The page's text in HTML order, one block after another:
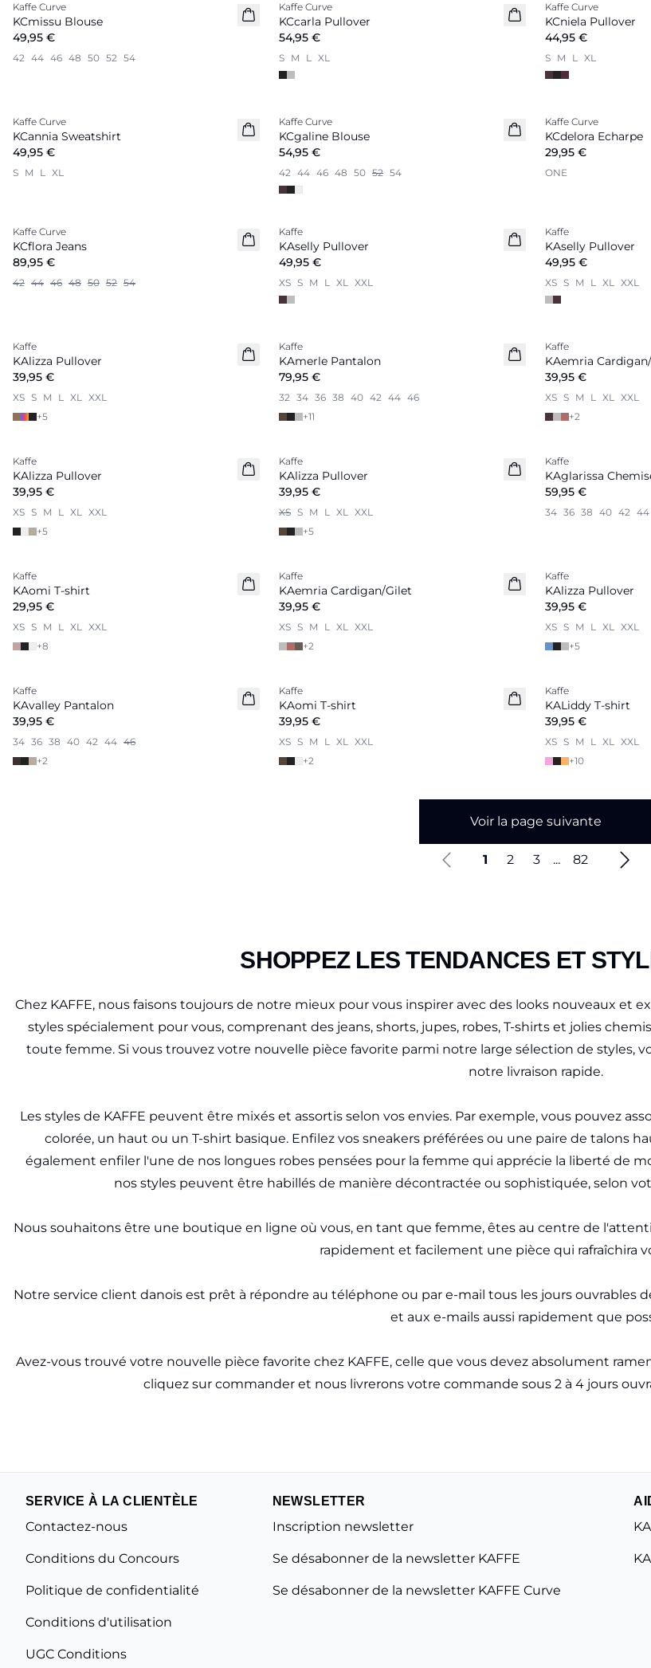
Nouveautés
Kaffe Curve
KCmissu Blouse
49,95 €
42 44 46 48 50 52 54
Nouveautés
Kaffe Curve
KCcarla Pullover
54,95 €
S M L XL
Nouveautés
Kaffe Curve
KCniela Pullover
44,95 €
S M L XL
Nouveautés
Kaffe Curve
KCannia Sweatshirt
49,95 €
S M L XL
Nouveautés
Kaffe Curve
KCgaline Blouse
54,95 €
42 44 46 48 50 52 54
Nouveautés
Kaffe Curve
KCdelora Echarpe
29,95 €
ONE
Coming Soon
Kaffe Curve
KCflora Jeans
89,95 €
42 44 46 48 50 52 54
Nouveautés
Kaffe
KAselly Pullover
49,95 €
XS S M L XL XXL
Nouveautés
Kaffe
KAselly Pullover
49,95 €
XS S M L XL XXL
Nouveautés
Kaffe
KAlizza Pullover
39,95 €
XS S M L XL XXL
+5
Nouveautés
Kaffe
KAmerle Pantalon
79,95 €
32 34 36 38 40 42 44 46
+11
Nouveautés
Kaffe
KAemria
39,95 €
XS S M L XL XXL
+2
Nouveautés
Kaffe
KAlizza Pullover
39,95 €
XS S M L XL XXL
+5
Nouveautés
Kaffe
KAlizza Pullover
39,95 €
XS S M L XL XXL
+5
Nouveautés
Kaffe
KAglarissa
59,95 €
34 36 38 40 42 44
Nouveautés
Kaffe
KAomi T-shirt
29,95 €
XS S M L XL XXL
+8
Nouveautés
Kaffe
KAemria Cardigan/Gilet
39,95 €
XS S M L XL XXL
+2
Nouveautés
Kaffe
KAlizza Pullover
39,95 €
XS S M L XL XXL
+5
Nouveautés
Kaffe
KAvalley Pantalon
39,95 €
34 36 38 40 42 44 46
+2
Nouveautés
Kaffe
KAomi T-shirt
39,95 €
XS S M L XL XXL
+2
Nouveautés
Kaffe
KALiddy T-shirt
39,95 €
XS S M L XL XXL
+10
Voir la page suivante
1 2 3 ... 82
SHOPPEZ LES TENDANCES ET
Chez KAFFE, nous faisons toujours de notre mieux pour vous inspirer avec des looks nouveaux et
styles spécialement pour vous, comprenant des jeans, shorts, jupes, robes, T-shirts et jolies
toute femme. Si vous trouvez votre nouvelle pièce favorite parmi notre large sélection de styles,
notre livraison rapide.
Les styles de KAFFE peuvent être mixés et assortis selon vos envies. Par exemple, vous pouvez
colorée, un haut ou un T-shirt basique. Enfilez vos sneakers préférées ou une paire de talons
également enfiler l'une de nos longues robes pensées pour la femme qui apprécie la liberté de
nos styles peuvent être habillés de manière décontractée ou sophistiquée, selon
Nous souhaitons être une boutique en ligne où vous, en tant que femme, êtes au centre de
rapidement et facilement une pièce qui rafraîchira
Notre service client danois est prêt à répondre au téléphone ou par e-mail tous les jours ouvrables
et aux e-mails aussi rapidement que
Avez-vous trouvé votre nouvelle pièce favorite chez KAFFE, celle que vous devez absolument
cliquez sur commander et nous livrerons votre commande sous 2 à 4 jours
SERVICE À LA CLIENTÈLE
Contactez-nous
Conditions du Concours
Politique de confidentialité
Conditions d'utilisation
UGC Conditions
NEWSLETTER
Inscription newsletter
Se désabonner de la newsletter KAFFE
Se désabonner de la newsletter KAFFE Curve